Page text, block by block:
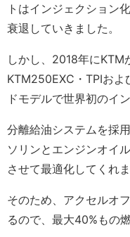
トはインジェクション
衰退していきました。
しかし、2018年にKTM
KTM250EXC・TPIお
ドモデルで世界初のイ
分離給油システムを採
ソリンとエンジンオイ
させて最適化してくれま
そのため、アクセルオ
るので、最大40%もの